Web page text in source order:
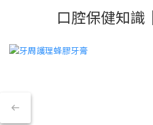
口腔保健知識